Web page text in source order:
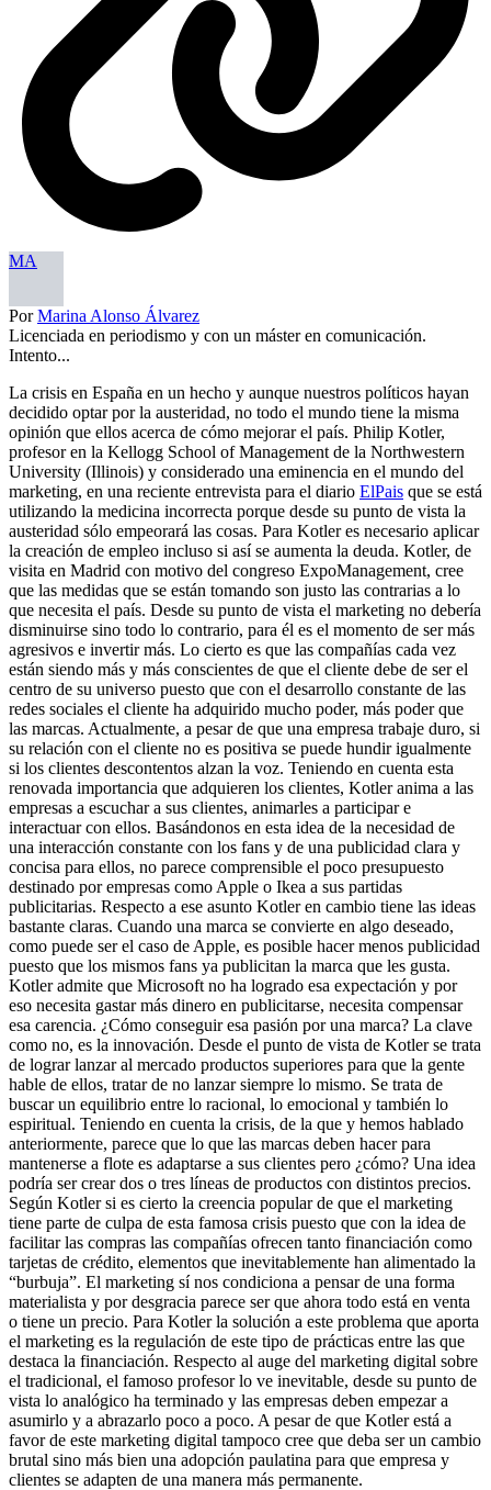
MA
PorMarina Alonso Álvarez
Licenciada en periodismo y con un máster en comunicación.
Intento...
La crisis en España en un hecho y aunque nuestros políticos hayan
decidido optar por la austeridad, no todo el mundo tiene la misma
opinión que ellos acerca de cómo mejorar el país. Philip Kotler,
profesor en la Kellogg School of Management de la Northwestern
University (Illinois) y considerado una eminencia en el mundo del
marketing, en una reciente entrevista para el diario ElPais que se está
utilizando la medicina incorrecta porque desde su punto de vista la
austeridad sólo empeorará las cosas. Para Kotler es necesario aplicar
la creación de empleo incluso si así se aumenta la deuda. Kotler, de
visita en Madrid con motivo del congreso ExpoManagement, cree
que las medidas que se están tomando son justo las contrarias a lo
que necesita el país. Desde su punto de vista el marketing no debería
disminuirse sino todo lo contrario, para él es el momento de ser más
agresivos e invertir más. Lo cierto es que las compañías cada vez
están siendo más y más conscientes de que el cliente debe de ser el
centro de su universo puesto que con el desarrollo constante de las
redes sociales el cliente ha adquirido mucho poder, más poder que
las marcas. Actualmente, a pesar de que una empresa trabaje duro, si
su relación con el cliente no es positiva se puede hundir igualmente
si los clientes descontentos alzan la voz. Teniendo en cuenta esta
renovada importancia que adquieren los clientes, Kotler anima a las
empresas a escuchar a sus clientes, animarles a participar e
interactuar con ellos. Basándonos en esta idea de la necesidad de
una interacción constante con los fans y de una publicidad clara y
concisa para ellos, no parece comprensible el poco presupuesto
destinado por empresas como Apple o Ikea a sus partidas
publicitarias. Respecto a ese asunto Kotler en cambio tiene las ideas
bastante claras. Cuando una marca se convierte en algo deseado,
como puede ser el caso de Apple, es posible hacer menos publicidad
puesto que los mismos fans ya publicitan la marca que les gusta.
Kotler admite que Microsoft no ha logrado esa expectación y por
eso necesita gastar más dinero en publicitarse, necesita compensar
esa carencia. ¿Cómo conseguir esa pasión por una marca? La clave
como no, es la innovación. Desde el punto de vista de Kotler se trata
de lograr lanzar al mercado productos superiores para que la gente
hable de ellos, tratar de no lanzar siempre lo mismo. Se trata de
buscar un equilibrio entre lo racional, lo emocional y también lo
espiritual. Teniendo en cuenta la crisis, de la que y hemos hablado
anteriormente, parece que lo que las marcas deben hacer para
mantenerse a flote es adaptarse a sus clientes pero ¿cómo? Una idea
podría ser crear dos o tres líneas de productos con distintos precios.
Según Kotler si es cierto la creencia popular de que el marketing
tiene parte de culpa de esta famosa crisis puesto que con la idea de
facilitar las compras las compañías ofrecen tanto financiación como
tarjetas de crédito, elementos que inevitablemente han alimentado la
“burbuja”. El marketing sí nos condiciona a pensar de una forma
materialista y por desgracia parece ser que ahora todo está en venta
o tiene un precio. Para Kotler la solución a este problema que aporta
el marketing es la regulación de este tipo de prácticas entre las que
destaca la financiación. Respecto al auge del marketing digital sobre
el tradicional, el famoso profesor lo ve inevitable, desde su punto de
vista lo analógico ha terminado y las empresas deben empezar a
asumirlo y a abrazarlo poco a poco. A pesar de que Kotler está a
favor de este marketing digital tampoco cree que deba ser un cambio
brutal sino más bien una adopción paulatina para que empresa y
clientes se adapten de una manera más permanente.